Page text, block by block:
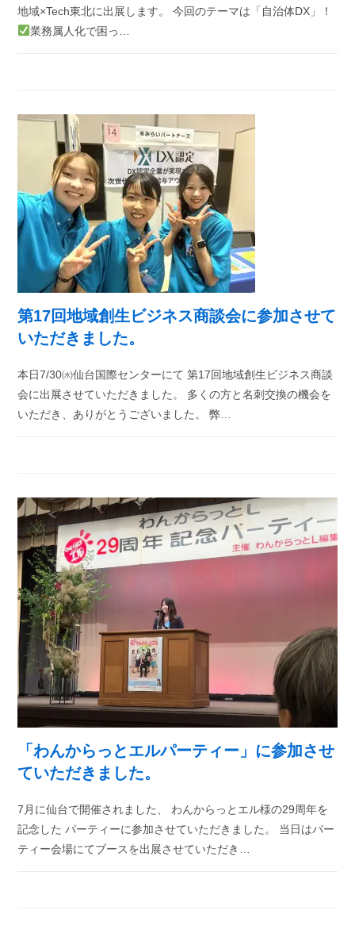
地域×Tech東北に出展します。 今回のテーマは「自治体DX」！
業務属人化で困っ…
第17回地域創生ビジネス商談会に参加させて
いただきました。
本日7/30㈬仙台国際センターにて 第17回地域創生ビジネス商談
会に出展させていただきました。 多くの方と名刺交換の機会を
いただき、ありがとうございました。 弊…
「わんからっとエルパーティー」に参加させ
ていただきました。
7月に仙台で開催されました、 わんからっとエル様の29周年を
記念した パーティーに参加させていただきました。 当日はパー
ティー会場にてブースを出展させていただき…